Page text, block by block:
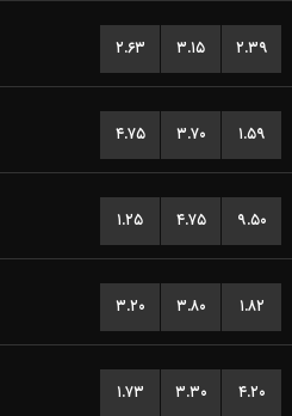
۲.۶۳ ۳.۱۵ ۲.۳۹
۴.۷۵ ۳.۷۰ ۱.۵۹
۱.۲۵ ۴.۷۵ ۹.۵۰
۳.۲۰ ۳.۸۰ ۱.۸۲
۱.۷۳ ۳.۳۰ ۴.۲۰